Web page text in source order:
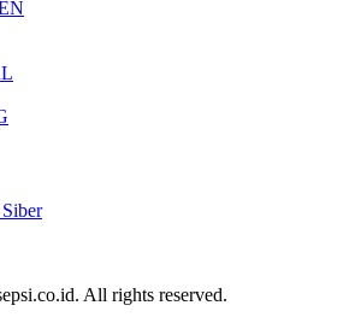
All rights reserved.